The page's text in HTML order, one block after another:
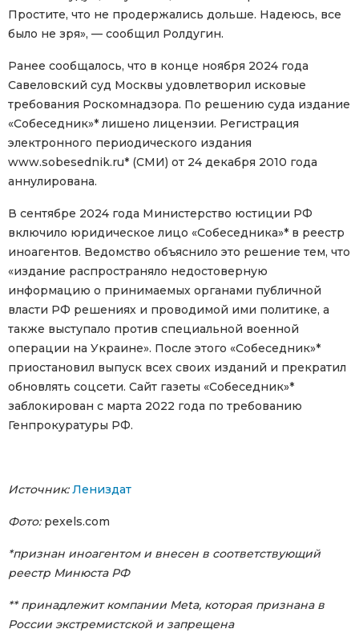
Простите, что не продержались дольше. Надеюсь, все
было не зря», — сообщил Ролдугин.
Ранее сообщалось, что в конце ноября 2024 года
Савеловский суд Москвы удовлетворил исковые
требования Роскомнадзора. По решению суда издание
«Собеседник»* лишено лицензии. Регистрация
электронного периодического издания
www.sobesednik.ru* (СМИ) от 24 декабря 2010 года
аннулирована.
В сентябре 2024 года Министерство юстиции РФ
включило юридическое лицо «Собеседника»* в реестр
иноагентов. Ведомство объяснило это решение тем, что
«издание распространяло недостоверную
информацию о принимаемых органами публичной
власти РФ решениях и проводимой ими политике, а
также выступало против специальной военной
операции на Украине». После этого «Собеседник»*
приостановил выпуск всех своих изданий и прекратил
обновлять соцсети. Сайт газеты «Собеседник»*
заблокирован с марта 2022 года по требованию
Генпрокуратуры РФ.
Источник: Лениздат
Фото:pexels.com
*признан иноагентом и внесен в соответствующий
реестр Минюста РФ
** принадлежит компании Meta, которая признана в
России экстремистской и запрещена